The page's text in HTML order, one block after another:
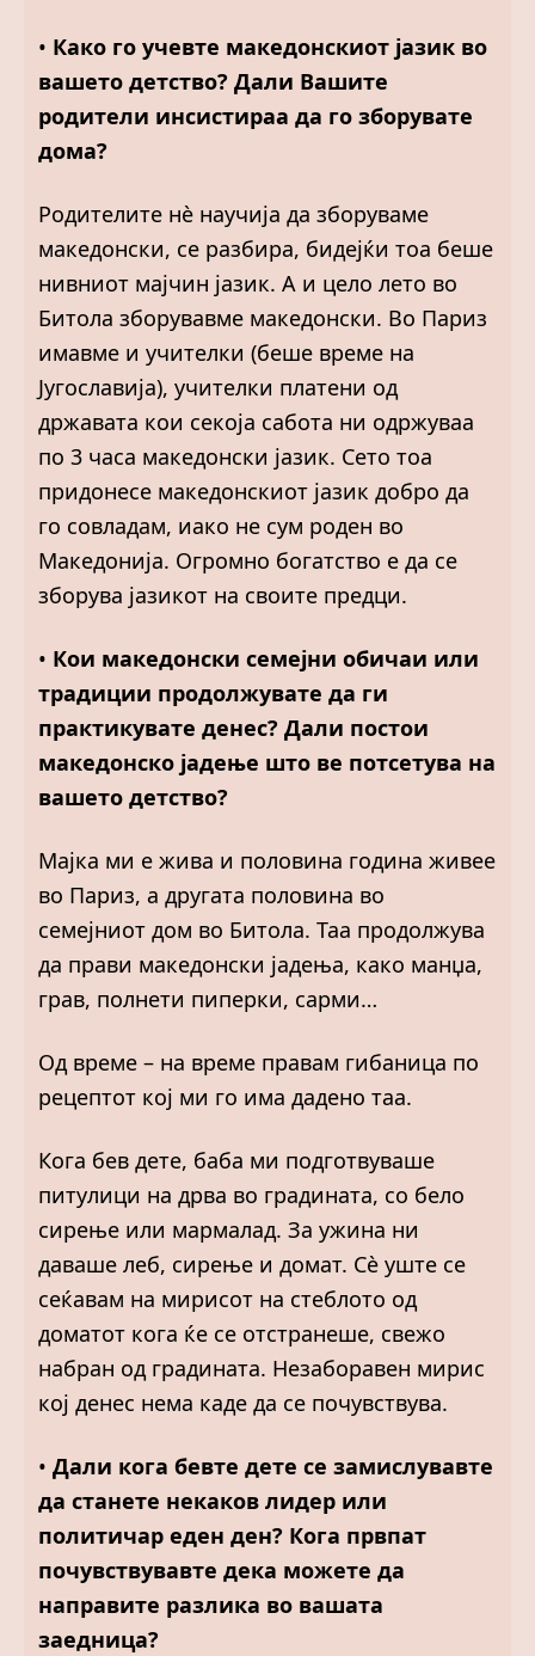
• Како го учевте македонскиот јазик во
вашето детство? Дали Вашите
родители инсистираа да го зборувате
дома?
Родителите нè научија да зборуваме
македонски, се разбира, бидејќи тоа беше
нивниот мајчин јазик. А и цело лето во
Битола зборувавме македонски. Во Париз
имавме и учителки (беше време на
Југославија), учителки платени од
државата кои секоја сабота ни одржуваа
по 3 часа македонски јазик. Сето тоа
придонесе македонскиот јазик добро да
го совладам, иако не сум роден во
Македонија. Огромно богатство е да се
зборува јазикот на своите предци.
• Кои македонски семејни обичаи или
традиции продолжувате да ги
практикувате денес? Дали постои
македонско јадење што ве потсетува на
вашето детство?
Мајка ми е жива и половина година живее
во Париз, а другата половина во
семејниот дом во Битола. Таа продолжува
да прави македонски јадења, како манџа,
грав, полнети пиперки, сарми…
Од време – на време правам гибаница по
рецептот кој ми го има дадено таа.
Кога бев дете, баба ми подготвуваше
питулици на дрва во градината, со бело
сирење или мармалад. За ужина ни
давaше леб, сирење и домат. Сè уште се
сеќавам на мирисот на стеблото од
доматот кога ќе се отстранеше, свежо
набран од градината. Незаборавен мирис
кој денес нема каде да се почувствува.
• Дали кога бевте дете се замислувавте
да станете некаков лидер или
политичар еден ден? Кога првпат
почувствувавте дека можете да
направите разлика во вашата
заедница?